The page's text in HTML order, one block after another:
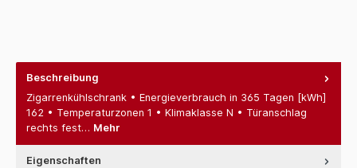
Beschreibung
Zigarrenkühlschrank • Energieverbrauch in 365 Tagen [kWh]
162 • Temperaturzonen 1 • Klimaklasse N • Türanschlag
rechts fest… Mehr
Eigenschaften